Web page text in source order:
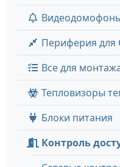
Периферия для
Все для
Тепловизоры
Блоки питания
Контроль